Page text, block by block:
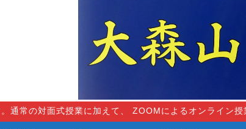
通常の対面式授業に加えて、 ZOOMによるオンライン